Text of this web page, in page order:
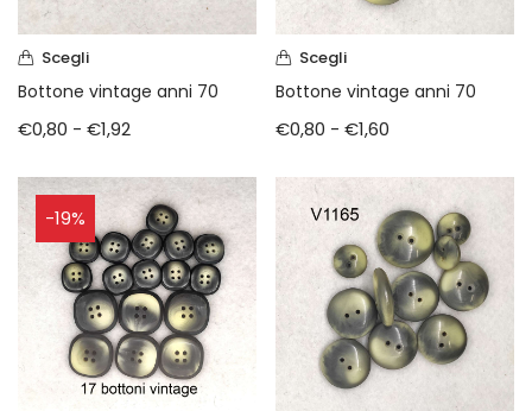
Scegli
Bottone vintage anni 70
€0,80 - €1,92
Scegli
Bottone vintage anni 70
€0,80 - €1,60
-19%